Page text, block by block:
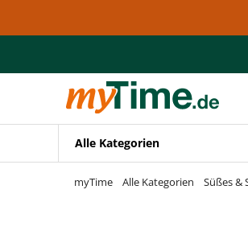
Zur Navigation springen
Alle Kategorien
myTime Alle Kategorien Süßes &